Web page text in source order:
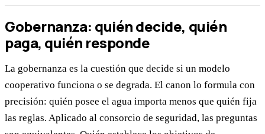
Gobernanza: quién decide, quién
paga, quién responde
La gobernanza es la cuestión que decide si un modelo
cooperativo funciona o se degrada. El canon lo formula con
precisión: quién posee el agua importa menos que quién fija
las reglas. Aplicado al consorcio de seguridad, las preguntas